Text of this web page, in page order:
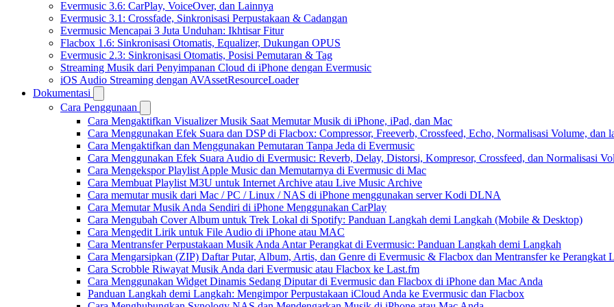
Evermusic 3.6: CarPlay, VoiceOver, dan Lainnya
Evermusic 3.1: Crossfade, Sinkronisasi Perpustakaan & Cadangan
Evermusic Mencapai 3 Juta Unduhan: Ikhtisar Fitur
Flacbox 1.6: Sinkronisasi Otomatis, Equalizer, Dukungan OPUS
Evermusic 2.3: Sinkronisasi Otomatis, Posisi Pemutaran & Tag
Streaming Musik dari Penyimpanan Cloud di iPhone dengan Evermusic
iOS Audio Streaming dengan AVAssetResourceLoader
Dokumentasi
Cara Penggunaan
Cara Mengaktifkan Visualizer Musik Saat Memutar Musik di iPhone, iPad, dan Mac
Cara Menggunakan Efek Suara dan DSP di Flacbox: Compressor, Freeverb, Crossfeed, Echo, Normalisasi Volume, dan
Cara Mengaktifkan dan Menggunakan Pemutaran Tanpa Jeda di Evermusic
Cara Menggunakan Efek Suara Audio di Evermusic: Reverb, Delay, Distorsi, Kompresor, Crossfeed, dan Normalisasi
Cara Mengekspor Playlist Apple Music dan Memutarnya di Evermusic di Mac
Cara Membuat Playlist M3U untuk Internet Archive atau Live Music Archive
Cara memutar musik dari Mac / PC / Linux / NAS di iPhone menggunakan server Kodi DLNA
Cara Memutar Musik Anda Sendiri di iPhone Menggunakan CarPlay
Cara Mengubah Cover Album untuk Trek Lokal di Spotify: Panduan Langkah demi Langkah (Mobile & Desktop)
Cara Mengedit Lirik untuk File Audio di iPhone atau MAC
Cara Mentransfer Perpustakaan Musik Anda Antar Perangkat di Evermusic: Panduan Langkah demi Langkah
Cara Mengarsipkan (ZIP) Daftar Putar, Album, Artis, dan Genre di Evermusic & Flacbox dan Mentransfer ke Perangkat
Cara Scrobble Riwayat Musik Anda dari Evermusic atau Flacbox ke Last.fm
Cara Menggunakan Widget Dinamis Sedang Diputar di Evermusic dan Flacbox di iPhone dan Mac Anda
Panduan Langkah demi Langkah: Mengimpor Perpustakaan iCloud Anda ke Evermusic dan Flacbox